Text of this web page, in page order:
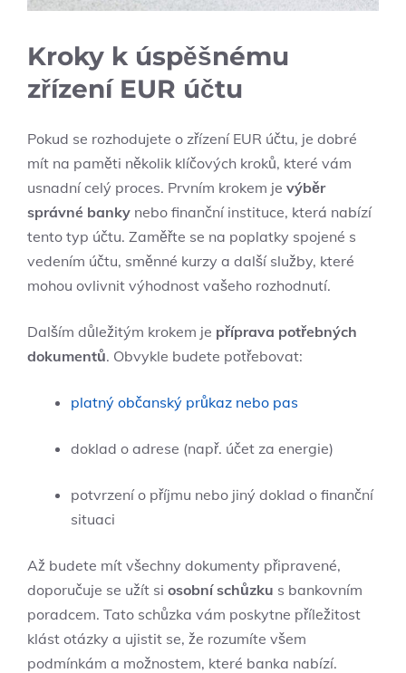
Kroky k úspěšnému
zřízení EUR účtu
Pokud se rozhodujete o zřízení EUR účtu, je dobré
mít na paměti několik klíčových kroků, které vám
usnadní celý proces. Prvním krokem je výběr
správné banky nebo finanční instituce, která nabízí
tento typ účtu. Zaměřte se na poplatky spojené s
vedením účtu, směnné kurzy a další služby, které
mohou ovlivnit výhodnost vašeho rozhodnutí.
Dalším důležitým krokem je příprava potřebných
dokumentů. Obvykle budete potřebovat:
platný občanský průkaz nebo pas
doklad o adrese (např. účet za energie)
potvrzení o příjmu nebo jiný doklad o finanční
situaci
Až budete mít všechny dokumenty připravené,
doporučuje se užít si osobní schůzku s bankovním
poradcem. Tato schůzka vám poskytne příležitost
klást otázky a ujistit se, že rozumíte všem
podmínkám a možnostem, které banka nabízí.